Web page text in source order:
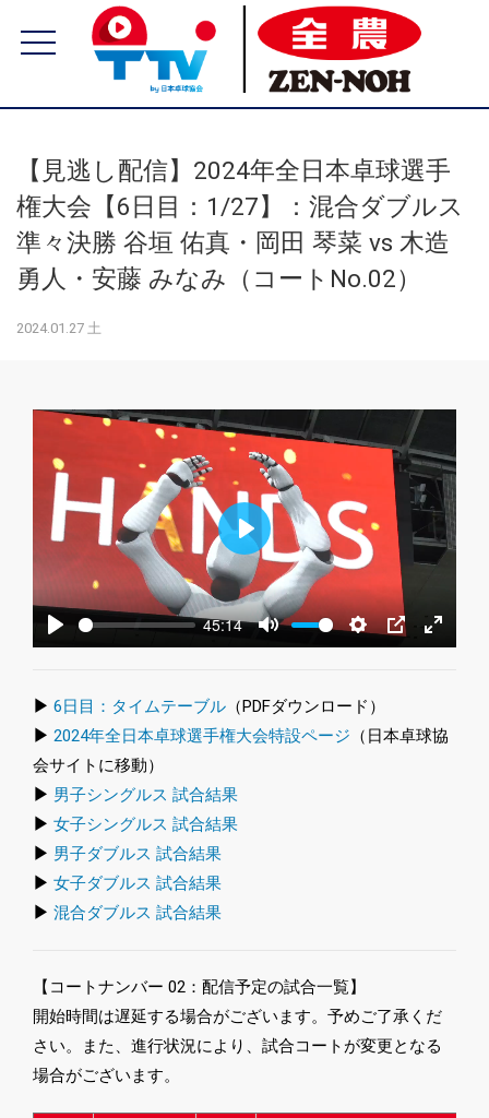
【見逃し配信】2024年全日本卓球選手
権大会【6日目：1/27】：混合ダブルス
準々決勝 谷垣 佑真・岡田 琴菜 vs 木造
勇人・安藤 みなみ（コートNo.02）
2024.01.27 土
Play
45:14
Mute Settings
PIP Enter
Play
▶ 6日目：タイムテーブル （PDFダウンロード）
▶ 2024年全日本卓球選手権大会特設ページ （日本卓球協
会サイトに移動）
▶ 男子シングルス 試合結果
▶ 女子シングルス 試合結果
▶ 男子ダブルス 試合結果
▶ 女子ダブルス 試合結果
▶ 混合ダブルス 試合結果
【コートナンバー 02：配信予定の試合一覧】
開始時間は遅延する場合がございます。予めご了承くだ
さい。また、進行状況により、試合コートが変更となる
場合がございます。